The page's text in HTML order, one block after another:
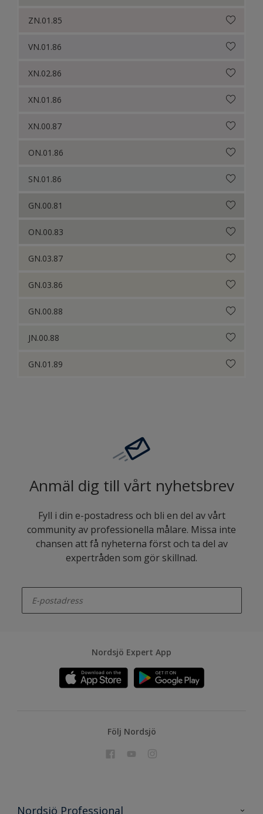
ZN.01.85
VN.01.86
XN.02.86
XN.01.86
XN.00.87
ON.01.86
SN.01.86
GN.00.81
ON.00.83
GN.03.87
GN.03.86
GN.00.88
JN.00.88
GN.01.89
Anmäl dig till vårt nyhetsbrev
Fyll i din e-postadress och bli en del av vårt
community av professionella målare. Missa inte
chansen att få nyheterna först och ta del av
expertråden som gör skillnad.
Nordsjö Expert App
Följ Nordsjö
Nordsjö Professional